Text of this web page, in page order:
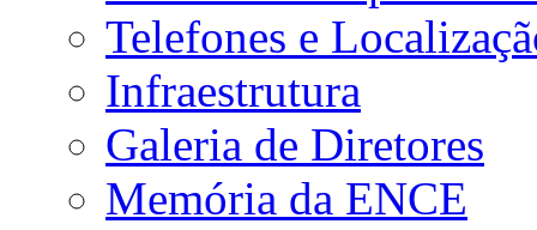
Telefones e
Infraestrutura
Galeria de Diretores
Memória da ENCE